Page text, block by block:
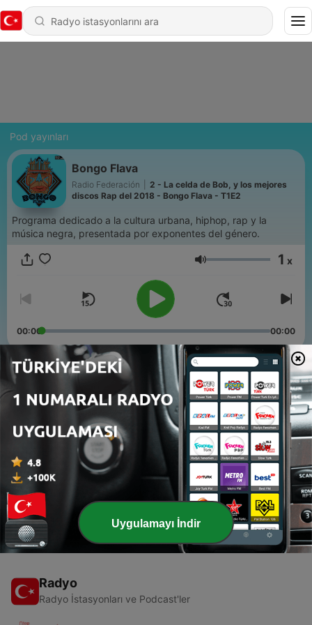
Pod yayınları
Bongo Flava
Radio Federación
2 - La celda de Bob, y los mejores
discos Rap del 2018 - Bongo Flava - T1E2
Programa dedicado a la cultura urbana, hiphop, rap y la
música negra, presentada por exponentes del género.
Ses 1 x
00:00 00:00
Bölümler
La celda de Bob, y los mejores discos Rap del 2018
- Bongo Flava - T1E2
El inicio en RF - T1E1 - 28 de diciembre de 2018
Radyo
Radyo İstasyonları ve Podcast'ler
Uygulamayı İndir